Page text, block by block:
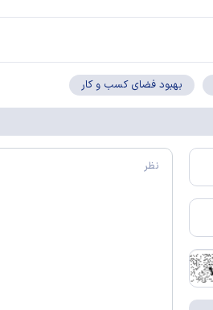
بهبود فضای کسب و کار